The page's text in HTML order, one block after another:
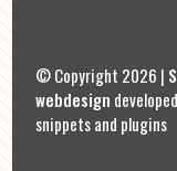
© Copyright 2026 |
webdesign
snippets and plugins